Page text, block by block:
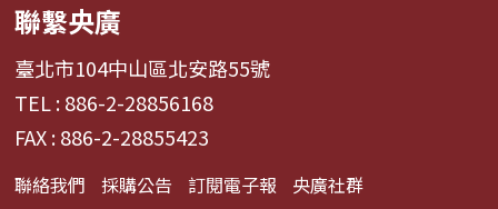
聯繫央廣
臺北市104中山區北安路55號
TEL : 886-2-28856168
FAX : 886-2-28855423
聯絡我們 採購公告 訂閱電子報 央廣社群